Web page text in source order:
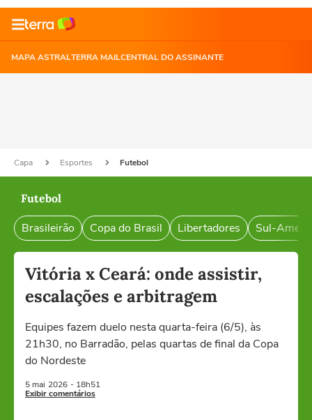
MAPA ASTRALTERRA MAILCENTRAL DO ASSINANTE
Capa Esportes Futebol
Futebol
Brasileirão Copa do Brasil Libertadores Sul-
Vitória x Ceará: onde assistir,
escalações e arbitragem
Equipes fazem duelo nesta quarta-feira (6/5), às
21h30, no Barradão, pelas quartas de final da Copa
do Nordeste
5 mai 2026 - 18h51
Exibir comentários